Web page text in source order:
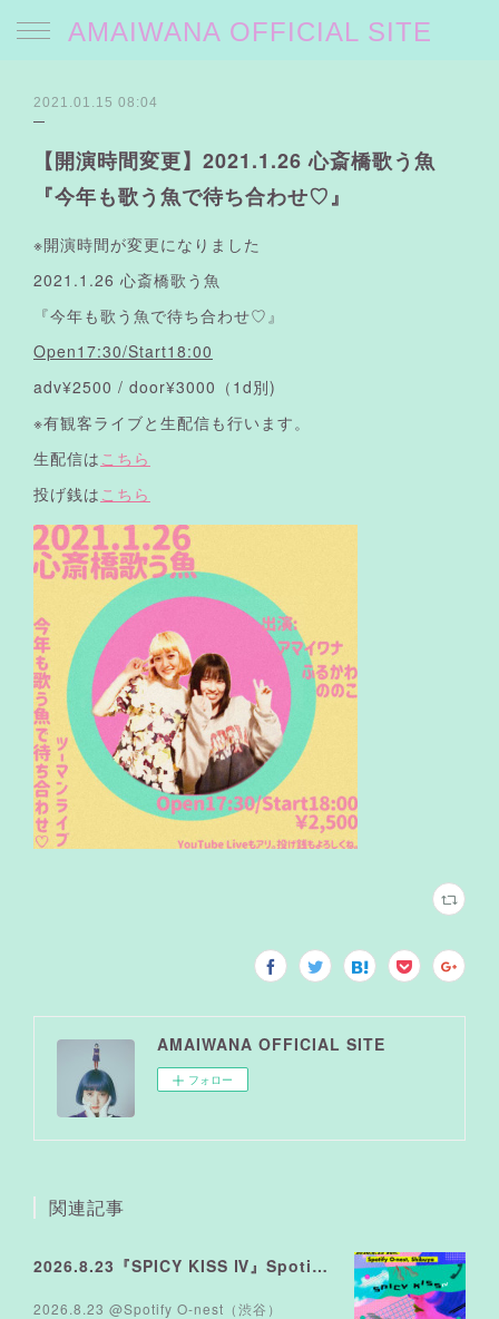
AMAIWANA OFFICIAL SITE
2021.01.15 08:04
【開演時間変更】2021.1.26 心斎橋歌う魚
『今年も歌う魚で待ち合わせ♡』
※開演時間が変更になりました
2021.1.26 心斎橋歌う魚
『今年も歌う魚で待ち合わせ♡』
Open17:30/Start18:00
adv¥2500 / door¥3000（1d別)
※有観客ライブと生配信も行います。
生配信は こちら
投げ銭は こちら
AMAIWANA OFFICIAL SITE
フォロー
関連記事
2026.8.23『SPICY KISS Ⅳ』Spotify O-nest
2026.8.23 @Spotify O-nest（渋谷）